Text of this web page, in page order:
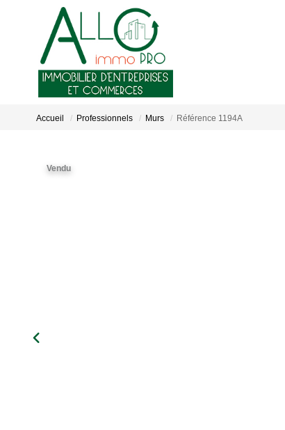
Accueil Professionnels Murs Référence 1194A
Vendu